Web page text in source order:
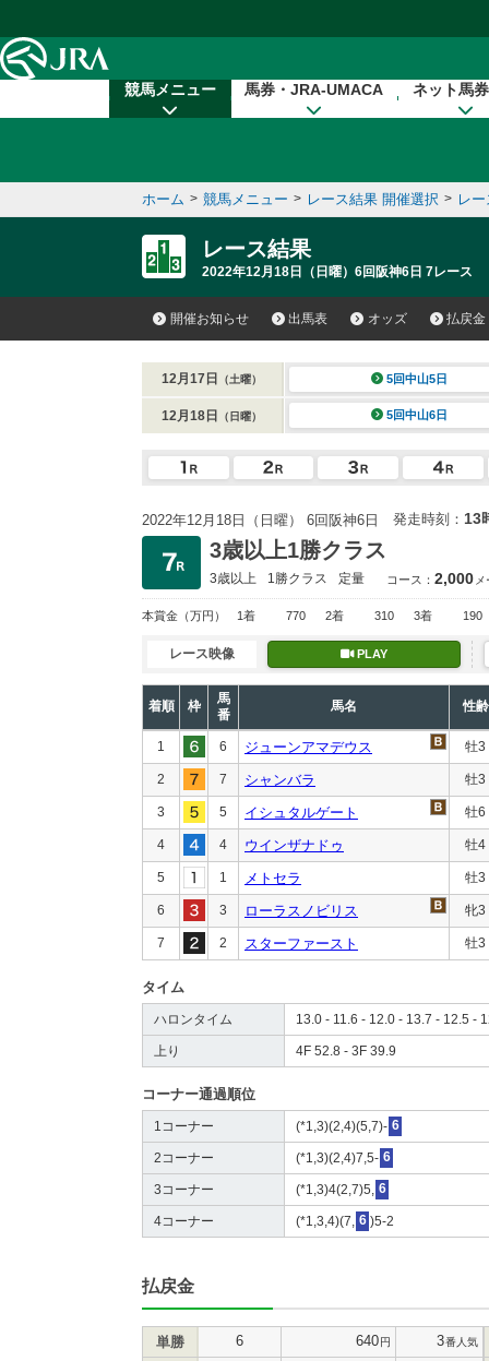
競馬メニュー 馬券・JRA-UMACA ネット馬
ホーム > 競馬メニュー > レース結果 開催選択 > レ
レース結果
2022年12月18日（日曜）6回阪神6日 7レース
開催お知らせ 出馬表 オッズ 払戻金
12月17日 （土曜） 5回中山5日
12月18日 （日曜） 5回中山6日
2022年12月18日（日曜） 6回阪神6日 発走時刻： 13
3歳以上1勝クラス
3歳以上 1勝クラス 定量 コース： 2,000
本賞金 （万円） 1着 770 2着 310 3着 190
レース映像 PLAY
着順 枠
馬
番
馬名 性齢
1 6 ジューンアマデウス 牡3
2 7 シャンバラ 牡3
3 5 イシュタルゲート 牡6
4 4 ウインザナドゥ 牡4
5 1 メトセラ 牡3
6 3 ローラスノビリス 牝3
7 2 スターファースト 牡3
タイム
ハロンタイム 13.0 - 11.6 - 12.0 - 13.7 - 12.5 -
上り 4F 52.8 - 3F 39.9
コーナー通過順位
1コーナー (*1,3)(2,4)(5,7)- 6
2コーナー (*1,3)(2,4)7,5- 6
3コーナー (*1,3)4(2,7)5, 6
4コーナー (*1,3,4)(7, 6 )5-2
払戻金
単勝 6 640円 3番人気